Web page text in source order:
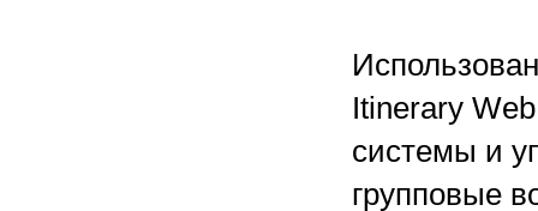
Itinerary
системы и
групповые